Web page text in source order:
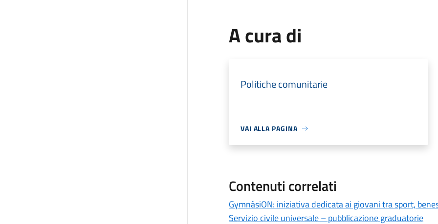
A cura di
Politiche comunitarie
VAI ALLA PAGINA
Contenuti correlati
GymnàsiON: iniziativa dedicata ai giovani tra sport,
Servizio civile universale – pubblicazione graduatorie